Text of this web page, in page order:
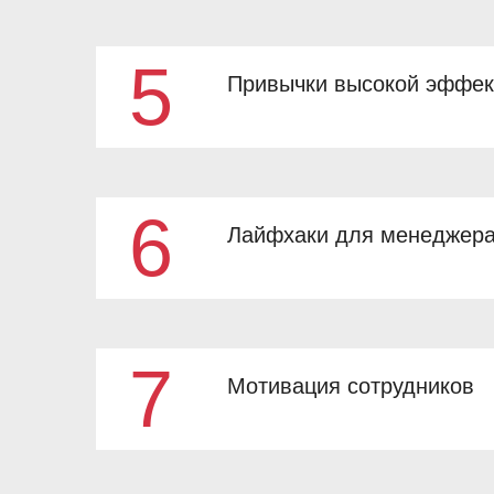
Делегирование
5 Привычки высокой
Привычки высокой эффективности
6 Лайфхаки для
Лайфхаки для менеджера
7 Мотивация сотрудников